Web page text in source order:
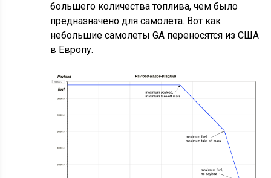
большего количества топлива, чем было
предназначено для самолета. Вот как
небольшие самолеты GA переносятся из США
в Европу.